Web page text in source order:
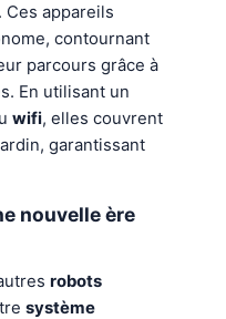
appareils
contournant
parcours grâce à
En utilisant un
wifi, elles couvrent
garantissant
nouvelle ère
robots
système